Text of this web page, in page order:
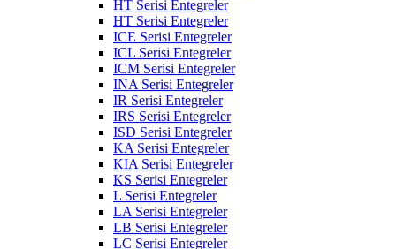
HT Serisi Entegreler
HT Serisi Entegreler
ICE Serisi Entegreler
ICL Serisi Entegreler
ICM Serisi Entegreler
INA Serisi Entegreler
IR Serisi Entegreler
IRS Serisi Entegreler
ISD Serisi Entegreler
KA Serisi Entegreler
KIA Serisi Entegreler
KS Serisi Entegreler
L Serisi Entegreler
LA Serisi Entegreler
LB Serisi Entegreler
LC Serisi Entegreler